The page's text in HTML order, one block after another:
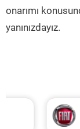
onarımı
yanınızdayız.
Fiat
2023